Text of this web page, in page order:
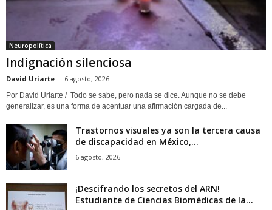
Neuropolítica
Indignación silenciosa
David Uriarte - 6 agosto, 2026
Por David Uriarte / Todo se sabe, pero nada se dice. Aunque no se debe
generalizar, es una forma de acentuar una afirmación cargada de...
Trastornos visuales ya son la tercera causa
de discapacidad en México,...
6 agosto, 2026
¡Descifrando los secretos del ARN!
Estudiante de Ciencias Biomédicas de la...